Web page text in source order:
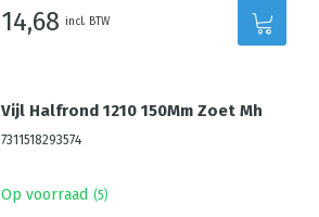
14,68 incl. BTW
Vijl Halfrond 1210 150Mm Zoet Mh
7311518293574
Op voorraad (5)